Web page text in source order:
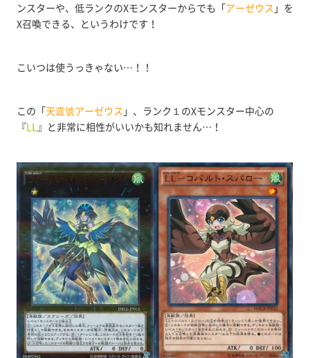
ンスターや、低ランクのXモンスターからでも「アーゼウス 」を
X召喚できる、というわけです！
こいつは使うっきゃない…！！
この「天霆號アーゼウス 」、ランク１のXモンスター中心の
『LL』と非常に相性がいいかも知れません…！